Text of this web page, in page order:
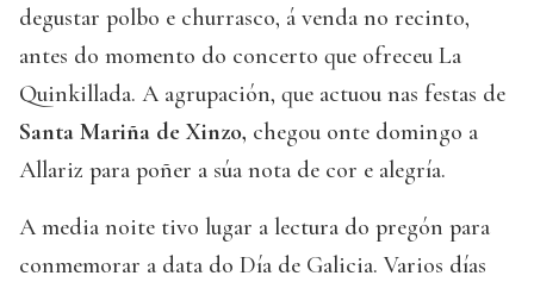
degustar polbo e churrasco, á venda no recinto,
antes do momento do concerto que ofreceu La
Quinkillada. A agrupación, que actuou nas festas de
Santa Mariña de Xinzo, chegou onte domingo a
Allariz para poñer a súa nota de cor e alegría.
A media noite tivo lugar a lectura do pregón para
conmemorar a data do Día de Galicia. Varios días